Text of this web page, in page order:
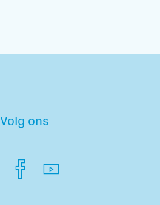
Volg ons